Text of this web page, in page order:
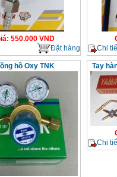
: 550.000VND
Đặt hàng
Chi
hồ Oxy TNK Tay
Chi